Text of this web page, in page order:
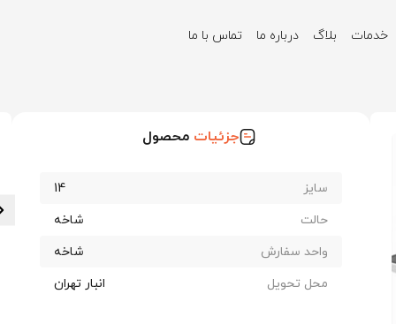
خدمات بلاگ درباره ما تماس با ما
جزئیات محصول
سایز
14
حالت
شاخه
واحد سفارش
شاخه
محل تحویل
انبار تهران